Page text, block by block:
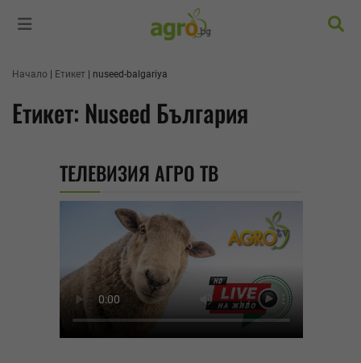
Начало Етикет nuseed-balgariya
Етикет: Nuseed България
ТЕЛЕВИЗИЯ АГРО ТВ